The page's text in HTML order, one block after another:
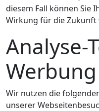
diesem Fall können Sie
Wirkung für die
Analyse-
Werbung
Wir nutzen die
unserer